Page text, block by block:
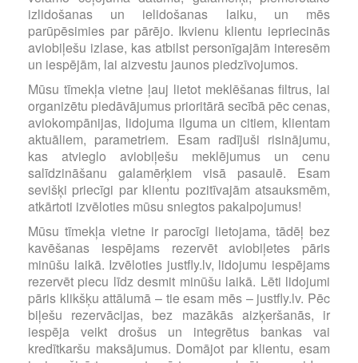
izlidošanas un ielidošanas laiku, un mēs
parūpēsimies par pārējo. Ikvienu klientu iepriecinās
aviobiļešu izlase, kas atbilst personīgajām interesēm
un iespējām, lai aizvestu jaunos piedzīvojumos.
Mūsu tīmekļa vietne ļauj lietot meklēšanas filtrus, lai
organizētu piedāvājumus prioritārā secībā pēc cenas,
aviokompānijas, lidojuma ilguma un citiem, klientam
aktuāliem, parametriem. Esam radījuši risinājumu,
kas atvieglo aviobiļešu meklējumus un cenu
salīdzināšanu galamērķiem visā pasaulē. Esam
sevišķi priecīgi par klientu pozitīvajām atsauksmēm,
atkārtoti izvēloties mūsu sniegtos pakalpojumus!
Mūsu tīmekļa vietne ir parocīgi lietojama, tādēļ bez
kavēšanas iespējams rezervēt aviobiļetes pāris
minūšu laikā. Izvēloties justfly.lv, lidojumu iespējams
rezervēt piecu līdz desmit minūšu laikā. Lēti lidojumi
pāris klikšķu attālumā – tie esam mēs – justfly.lv. Pēc
biļešu rezervācijas, bez mazākās aizķeršanās, ir
iespēja veikt drošus un integrētus bankas vai
kredītkaršu maksājumus. Domājot par klientu, esam